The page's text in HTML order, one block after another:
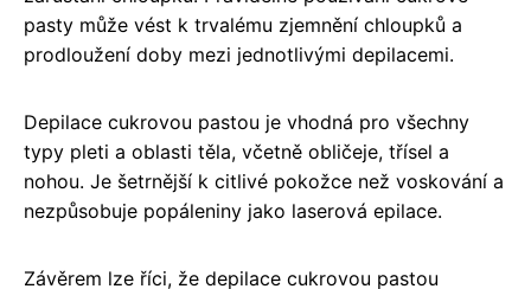
pasty může vést k trvalému zjemnění chloupků a
prodloužení doby mezi jednotlivými depilacemi.
Depilace cukrovou pastou je vhodná pro všechny
typy pleti a oblasti těla, včetně obličeje, třísel a
nohou. Je šetrnější k citlivé pokožce než voskování a
nezpůsobuje popáleniny jako laserová epilace.
Závěrem lze říci, že depilace cukrovou pastou